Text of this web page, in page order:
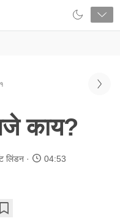
काय?
लिंडन 04:53